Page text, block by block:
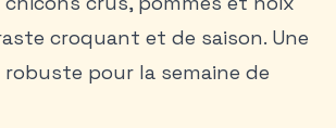
croquant et de saison. Une
robuste pour la semaine de